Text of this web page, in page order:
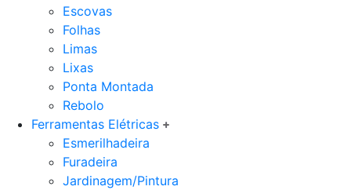
Escovas
Folhas
Limas
Lixas
Ponta Montada
Rebolo
Ferramentas Elétricas
Esmerilhadeira
Furadeira
Jardinagem/Pintura